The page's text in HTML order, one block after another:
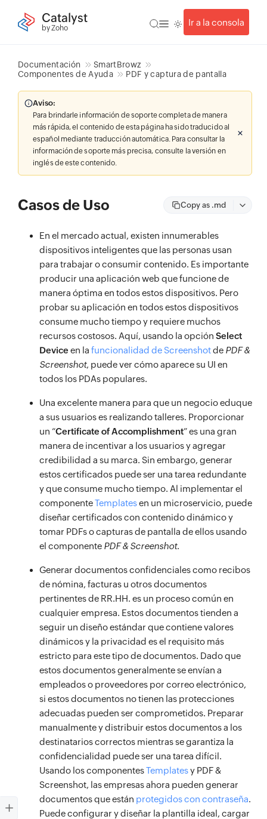
Catalyst
by Zoho
Ir a la consola
Documentación
SmartBrowz
Componentes de Ayuda
PDF y captura de pantalla
Aviso:
Para brindarle información de soporte completa de manera
más rápida, el contenido de esta página ha sido traducido al
español mediante traducción automática. Para consultar la
información de soporte más precisa, consulte la versión en
inglés de este contenido.
Casos de Uso Copy as .md
En el mercado actual, existen innumerables
dispositivos inteligentes que las personas usan
para trabajar o consumir contenido. Es importante
producir una aplicación web que funcione de
manera óptima en todos estos dispositivos. Pero
probar su aplicación en todos estos dispositivos
consume mucho tiempo y requiere muchos
recursos costosos. Aquí, usando la opción Select
Device en la funcionalidad de Screenshotde PDF &
Screenshot, puede ver cómo aparece su UI en
todos los PDAs populares.
Una excelente manera para que un negocio eduque
a sus usuarios es realizando talleres. Proporcionar
un “Certificate of Accomplishment” es una gran
manera de incentivar a los usuarios y agregar
credibilidad a su marca. Sin embargo, generar
estos certificados puede ser una tarea redundante
y que consume mucho tiempo. Al implementar el
componenteTemplatesen un microservicio, puede
diseñar certificados con contenido dinámico y
tomar PDFs o capturas de pantalla de ellos usando
el componente PDF & Screenshot.
Generar documentos confidenciales como recibos
de nómina, facturas u otros documentos
pertinentes de RR.HH. es un proceso común en
cualquier empresa. Estos documentos tienden a
seguir un diseño estándar que contiene valores
dinámicos y la privacidad es el requisito más
estricto para este tipo de documentos. Dado que
estos documentos generalmente se envían a
empleados o proveedores por correo electrónico,
si estos documentos no tienen las protecciones
adecuadas pueden ser comprometidos. Preparar
manualmente y distribuir estos documentos a los
destinatarios correctos mientras se garantiza la
confidencialidad puede ser una tarea difícil.
Usando los componentesTemplatesy PDF &
Screenshot, las empresas ahora pueden generar
documentos que están protegidos con contraseña.
Puede configurar y diseñar la plantilla ideal, cargar